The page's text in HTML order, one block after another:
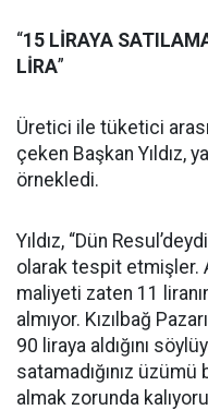
“15 LİRAYA
LİRA”
Üretici ile tüketici
çeken Başkan Yıldız,
örnekledi.
Yıldız, “Dün
olarak tespit etmişler.
maliyeti zaten 11
almıyor. Kızılbağ
90 liraya aldığını
satamadığınız
almak zorunda